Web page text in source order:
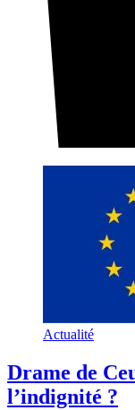
Actualité
Drame de
l’indignité ?